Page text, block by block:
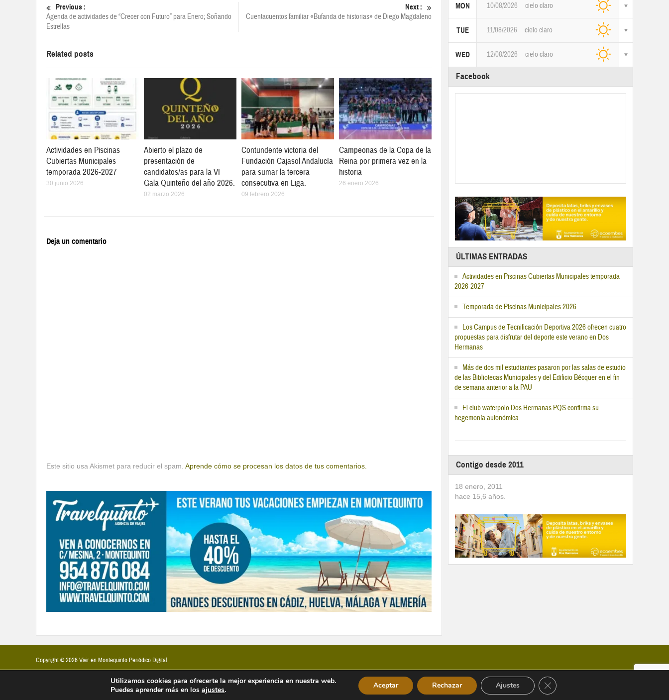
Previous :
Agenda de actividades de “Crecer con Futuro” para Enero; Soñando
Estrellas
Next :
Cuentacuentos familiar «Bufanda de historias» de Diego Magdaleno
Related posts
Actividades en Piscinas
Cubiertas Municipales
temporada 2026-2027
30 junio 2026
Abierto el plazo de
presentación de
candidatos/as para la VI
Gala Quinteño del año 2026.
02 marzo 2026
Contundente victoria del
Fundación Cajasol Andalucía
para sumar la tercera
consecutiva en Liga.
09 febrero 2026
Campeonas de la Copa de la
Reina por primera vez en la
historia
26 enero 2026
Deja un comentario
Este sitio usa Akismet para reducir el spam. Aprende cómo se procesan los datos de tus comentarios.
MON 10/08/2026 cielo claro
TUE 11/08/2026 cielo claro
WED 12/08/2026 cielo claro
Facebook
ÚLTIMAS ENTRADAS
Actividades en Piscinas Cubiertas Municipales temporada
2026-2027
Temporada de Piscinas Municipales 2026
Los Campus de Tecnificación Deportiva 2026 ofrecen cuatro
propuestas para disfrutar del deporte este verano en Dos
Hermanas
Más de dos mil estudiantes pasaron por las salas de estudio
de las Bibliotecas Municipales y del Edificio Bécquer en el fin
de semana anterior a la PAU
El club waterpolo Dos Hermanas PQS confirma su
hegemonía autonómica
Contigo desde 2011
18 enero, 2011
hace 15,6 años.
Copyright © 2026 Vivir en Montequinto Periódico Digital
Utilizamos cookies para ofrecerte la mejor experiencia en nuestra web.
Puedes aprender más en losajustes. Aceptar Rechazar Ajustes Cerrar el banner de cookies RGPD